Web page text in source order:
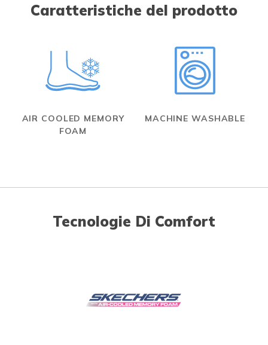
Caratteristiche del prodotto
AIR COOLED MEMORY
FOAM
MACHINE WASHABLE
Tecnologie Di Comfort